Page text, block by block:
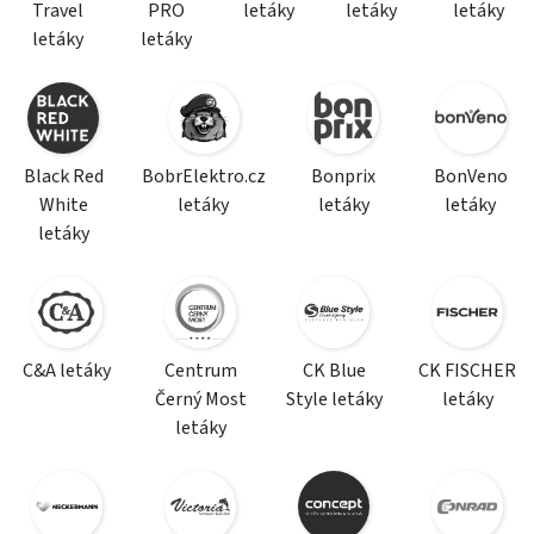
Travel
letáky
PRO
letáky
letáky letáky letáky
Black Red
White
letáky
BobrElektro.cz
letáky
Bonprix
letáky
BonVeno
letáky
C&A letáky
Centrum
Černý Most
letáky
CK Blue
Style letáky
CK FISCHER
letáky